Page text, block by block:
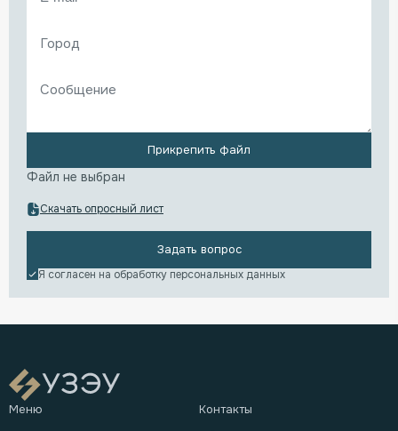
Прикрепить файл
Файл не выбран
Скачать опросный лист
Задать вопрос
Я согласен на обработку персональных данных